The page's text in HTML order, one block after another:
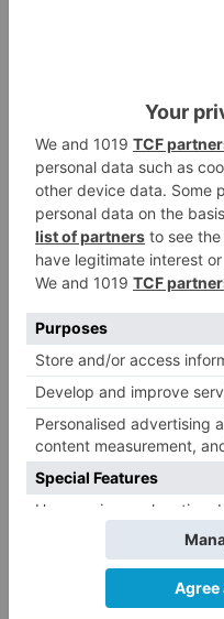
movilidad reducida
normalidad con el
en el que el personal
del ciudadano para
Este nuevo sistema
Policía Nacional al